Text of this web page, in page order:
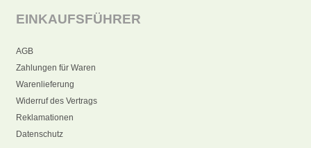
EINKAUFSFÜHRER
AGB
Zahlungen für Waren
Warenlieferung
Widerruf des Vertrags
Reklamationen
Datenschutz